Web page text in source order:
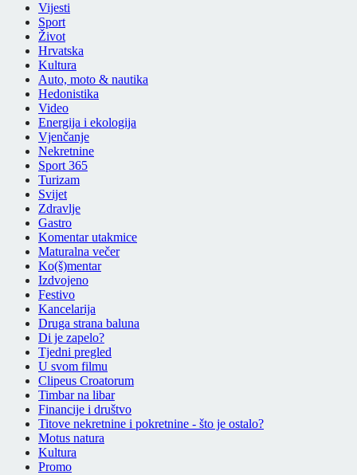
Vijesti
Sport
Život
Hrvatska
Kultura
Auto, moto & nautika
Hedonistika
Video
Energija i ekologija
Vjenčanje
Nekretnine
Sport 365
Turizam
Svijet
Zdravlje
Gastro
Komentar utakmice
Maturalna večer
Ko(š)mentar
Izdvojeno
Festivo
Kancelarija
Druga strana baluna
Di je zapelo?
Tjedni pregled
U svom filmu
Clipeus Croatorum
Timbar na libar
Financije i društvo
Titove nekretnine i pokretnine - što je ostalo?
Motus natura
Kultura
Promo